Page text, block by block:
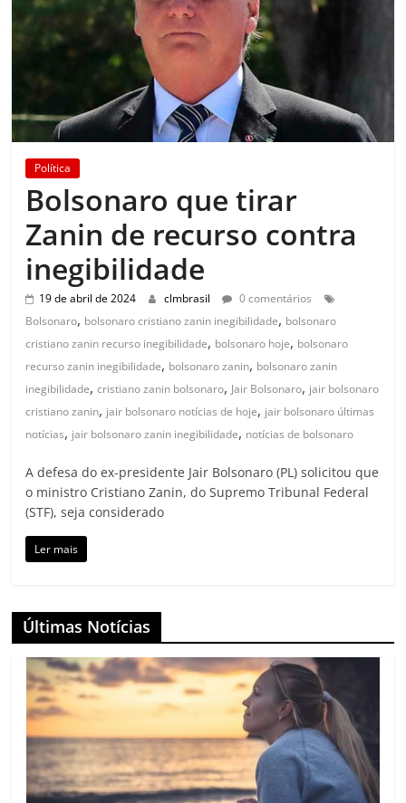
Política
Bolsonaro que tirar
Zanin de recurso contra
inegibilidade
19 de abril de 2024 clmbrasil
0 comentários
Bolsonaro, bolsonaro cristiano zanin inegibilidade, bolsonaro
cristiano zanin recurso inegibilidade, bolsonaro hoje, bolsonaro
recurso zanin inegibilidade, bolsonaro zanin, bolsonaro zanin
inegibilidade,cristiano zanin bolsonaro, Jair Bolsonaro, jair bolsonaro
cristiano zanin, jair bolsonaro notícias de hoje, jair bolsonaro últimas
notícias, jair bolsonaro zanin inegibilidade, notícias de bolsonaro
A defesa do ex-presidente Jair Bolsonaro (PL) solicitou que
o ministro Cristiano Zanin, do Supremo Tribunal Federal
(STF), seja considerado
Ler mais
Últimas Notícias